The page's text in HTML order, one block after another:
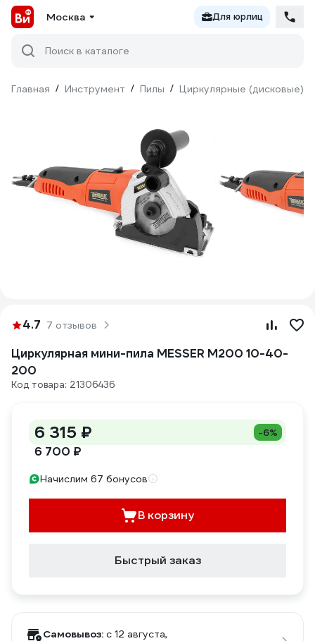
Москва Для юрлиц
Поиск в каталоге
Главная / Инструмент / Пилы / Циркулярные (дисковые)
4.7 7 отзывов
Циркулярная мини-пила MESSER M200 10-40-
200
Код товара: 21306436
6 315 ₽ -6%
6 700 ₽
Начислим 67 бонусов
В корзину
Быстрый заказ
Самовывоз: c 12 августа,